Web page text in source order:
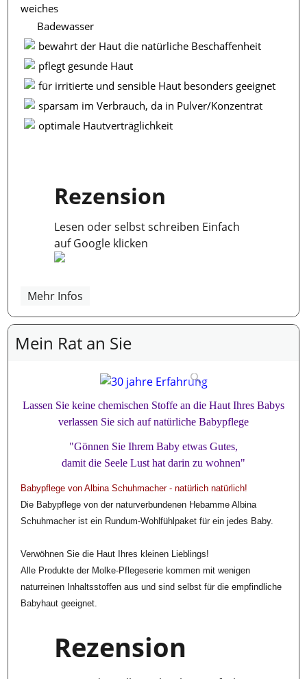
weiches
Badewasser
bewahrt der Haut die natürliche Beschaffenheit
pflegt gesunde Haut
für irritierte und sensible Haut besonders geeignet
sparsam im Verbrauch, da in Pulver/Konzentrat
optimale Hautverträglichkeit
Rezension
Lesen oder selbst schreiben Einfach
auf Google klicken
Mehr Infos
Mein Rat an Sie
Lassen Sie keine chemischen Stoffe an die Haut Ihres Babys
verlassen Sie sich auf natürliche Babypflege
"Gönnen Sie Ihrem Baby etwas Gutes,
damit die Seele Lust hat darin zu wohnen"
Babypflege von Albina Schuhmacher - natürlich natürlich!
Die Babypflege von der naturverbundenen Hebamme Albina
Schuhmacher ist ein Rundum-Wohlfühlpaket für ein jedes Baby.
Verwöhnen Sie die Haut Ihres kleinen Lieblings!
Alle Produkte der Molke-Pflegeserie kommen mit wenigen
naturreinen Inhaltsstoffen aus und sind selbst für die empfindliche
Babyhaut geeignet.
Rezension